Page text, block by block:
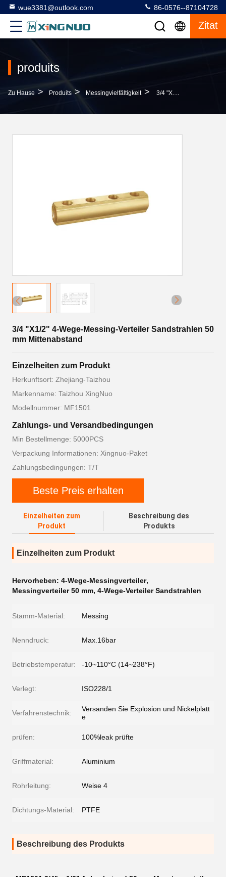
wue3381@outlook.com 86-0576--87104728
Zitat
produits
Zu Hause > Produits > Messingvielfältigkeit > 3/4 "X1/2" 4-Wege-Messing-Verteiler Sandstrahlen 50 Mm Mittenabstand
3/4 "X1/2" 4-Wege-Messing-Verteiler Sandstrahlen 50
mm Mittenabstand
Einzelheiten zum Produkt
Herkunftsort: Zhejiang-Taizhou
Markenname: Taizhou XingNuo
Modellnummer: MF1501
Zahlungs- und Versandbedingungen
Min Bestellmenge: 5000PCS
Verpackung Informationen: Xingnuo-Paket
Zahlungsbedingungen: T/T
Beste Preis erhalten
Einzelheiten zum
Produkt
Beschreibung des
Produkts
Einzelheiten zum Produkt
Hervorheben: 4-Wege-Messingverteiler,
Messingverteiler 50 mm, 4-Wege-Verteiler Sandstrahlen
Stamm-Material: Messing
Nenndruck: Max.16bar
Betriebstemperatur: -10~110°C (14~238°F)
Verlegt: ISO228/1
Verfahrenstechnik:
Versanden Sie Explosion und Nickelplatt
e
prüfen: 100%leak prüfte
Griffmaterial: Aluminium
Rohrleitung: Weise 4
Dichtungs-Material: PTFE
Beschreibung des Produkts